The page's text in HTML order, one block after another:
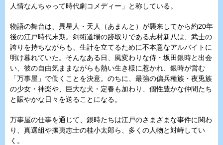
人情なんちゃって時代劇コメディー」と称している。
物語の舞台は、異星人・天人（あまんと）が襲来してから約20年
後の江戸時代末期。剣術道場の跡取りである志村新八は、武士の
誇りを持ちながらも、生計を立てるために不本意なアルバイトに
明け暮れていた。そんなある日、風変わりな侍・坂田銀時と出会
い、彼の自由気ままながらも熱い生き様に惹かれ、銀時が営む
「万事屋」で働くことを決意。のちに、最強の傭兵種族・夜兎族
の少女・神楽や、巨大な犬・定春も加わり、個性豊かな仲間たち
と賑やかな日々を送ることになる。
万事屋の仕事を通じて、銀時たちは江戸のさまざまな事件に関わ
り、真選組や攘夷志士の桂小太郎ら、多くの人物と対峙してい
く。